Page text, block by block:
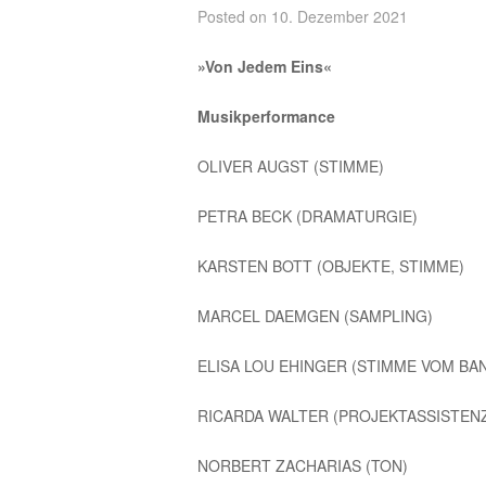
Posted on 10. Dezember 2021
»Von Jedem Eins«
Musikperformance
OLIVER AUGST (STIMME)
PETRA BECK (DRAMATURGIE)
KARSTEN BOTT (OBJEKTE, STIMME)
MARCEL DAEMGEN (SAMPLING)
ELISA LOU EHINGER (STIMME VOM
RICARDA WALTER
NORBERT ZACHARIAS (TON)